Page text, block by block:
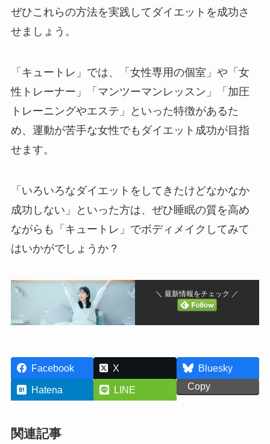
ぜひこれらの方法を実践してダイエットを成功さ
せましょう。
「キュートレ」では、「女性専用の個室」や「女
性トレーナー」「マンツーマンレッスン」「加圧
トレーニングやエステ」といった特徴があるた
め、運動が苦手な女性でもダイエット成功が目指
せます。
「いろいろなダイエットをしてきたけどなかなか
成功しない」といった方は、ぜひ睡眠の質を高め
ながらも「キュートレ」でボディメイクしてみて
はいかがでしょうか？
＼ 最新情報をチェック ／
Facebook X
Bluesky
Hatena
LINE Copy
関連記事